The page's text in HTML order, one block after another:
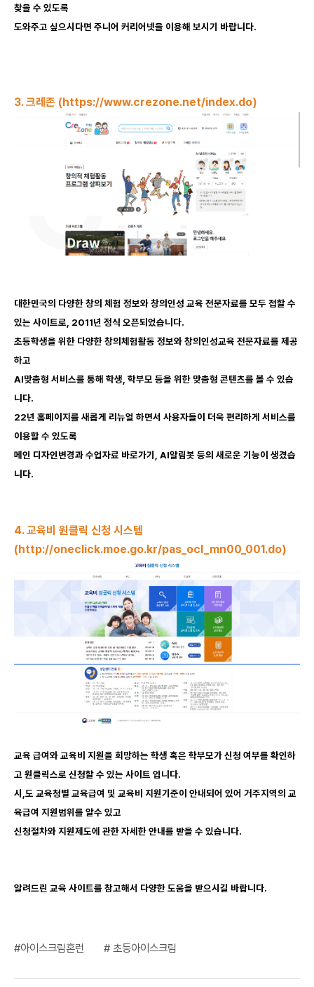
찾을 수 있도록
도와주고 싶으시다면 주니어 커리어넷을 이용해 보시기 바랍니다.
3. 크레존 (https://www.crezone.net/index.do)
대한민국의 다양한 창의 체험 정보와 창의인성 교육 전문자료를 모두 접할 수
있는 사이트로, 2011년 정식 오픈되었습니다.
초등학생을 위한 다양한 창의체험활동 정보와 창의인성교육 전문자료를 제공
하고
AI맞춤형 서비스를 통해 학생, 학부모 등을 위한 맞춤형 콘텐츠를 볼 수 있습
니다.
22년 홈페이지를 새롭게 리뉴얼 하면서 사용자들이 더욱 편리하게 서비스를
이용할 수 있도록
메인 디자인변경과 수업자료 바로가기, AI알림봇 등의 새로운 기능이 생겼습
니다.
4. 교육비 원클릭 신청 시스템
(http://oneclick.moe.go.kr/pas_ocl_mn00_001.do)
교육 급여와 교육비 지원을 희망하는 학생 혹은 학부모가 신청 여부를 확인하
고 원클릭스로 신청할 수 있는 사이트 입니다.
시,도 교육청별 교육급여 및 교육비 지원기준이 안내되어 있어 거주지역의 교
육급여 지원범위를 알수 있고
신청절차와 지원제도에 관한 자세한 안내를 받을 수 있습니다.
알려드린 교육 사이트를 참고해서 다양한 도움을 받으시길 바랍니다.
#아이스크림혼런 # 초등아이스크림